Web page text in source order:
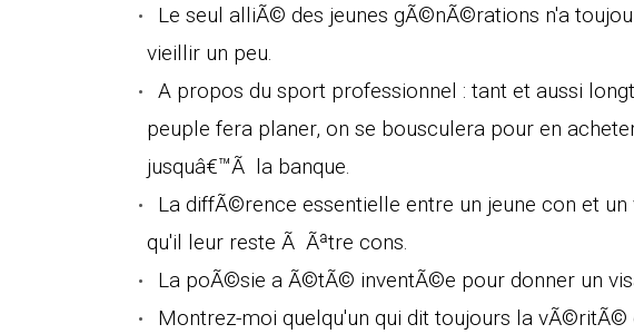
Le seul alliÃ© des jeunes gÃ©nÃ©rations n'a
vieillir un peu.
A propos du sport professionnel : tant et aussi
peuple fera planer, on se bousculera pour en
jusquâ€™Ã la banque.
La diffÃ©rence essentielle entre un jeune con et
qu'il leur reste Ã Ãªtre cons.
La poÃ©sie a Ã©tÃ© inventÃ©e pour donner un
Montrez-moi quelqu'un qui dit toujours la vÃ©ritÃ©